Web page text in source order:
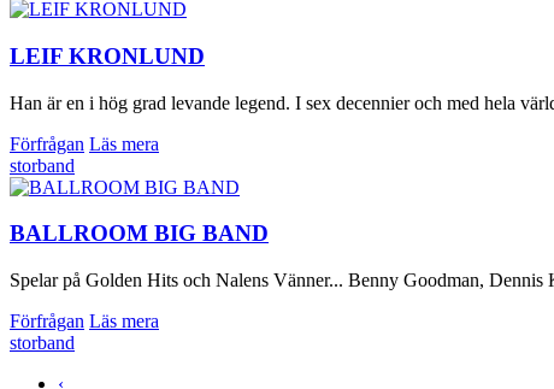
LEIF KRONLUND
Han är en i hög grad levande legend. I sex decennier och med hela
Förfrågan Läs mera
storband
BALLROOM BIG BAND
Spelar på Golden Hits och Nalens Vänner... Benny Goodman,
Förfrågan Läs mera
storband
‹